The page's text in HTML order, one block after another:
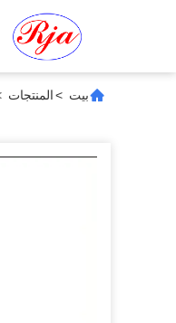
بيت >المنتجات